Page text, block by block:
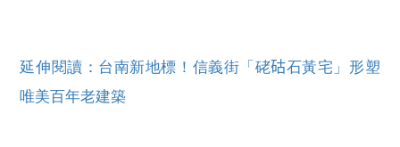
延伸閱讀：台南新地標！信義街「硓𥑮石黃宅」形塑
唯美百年老建築